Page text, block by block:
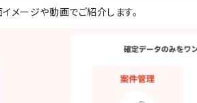
メージや動画でご紹介します。